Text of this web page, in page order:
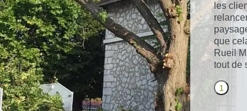
les
que
Rueil
tout de
1